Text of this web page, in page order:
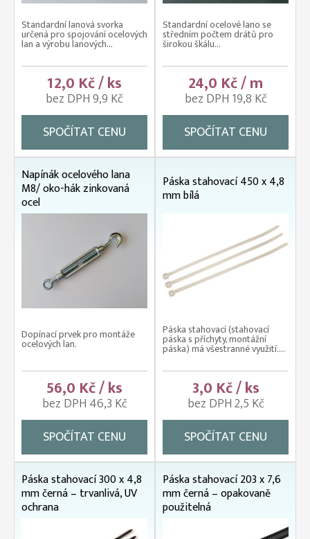
Standardní lanová svorka
určená pro spojování ocelových
lan a výrobu lanových...
12,0 Kč / ks
bez DPH 9,9 Kč
SPOČÍTAT CENU
Standardní ocelové lano se
středním počtem drátů pro
širokou škálu...
24,0 Kč / m
bez DPH 19,8 Kč
SPOČÍTAT CENU
Napínák ocelového lana
M8/ oko-hák zinkovaná
ocel
Dopínací prvek pro montáže
ocelových lan.
56,0 Kč / ks
bez DPH 46,3 Kč
SPOČÍTAT CENU
Páska stahovací 450 x 4,8
mm bílá
Páska stahovací (stahovací
páska s příchyty, montážní
páska) má všestranné využití....
3,0 Kč / ks
bez DPH 2,5 Kč
SPOČÍTAT CENU
Páska stahovací 300 x 4,8
mm černá – trvanlivá, UV
ochrana
Páska stahovací 203 x 7,6
mm černá – opakovaně
použitelná